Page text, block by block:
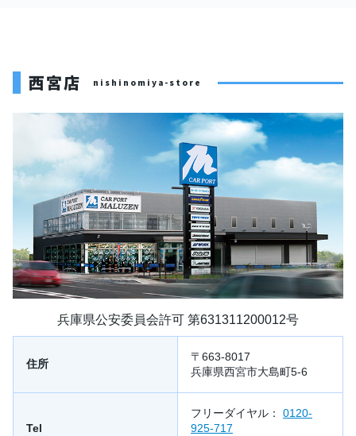
西宮店 nishinomiya-store
兵庫県公安委員会許可 第631311200012号
住所
〒663-8017
兵庫県西宮市大島町5-6
Tel
フリーダイヤル： 0120-
925-717